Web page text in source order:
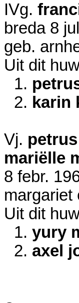
IVg.
breda 8
geb.
Uit dit
1.
2. karin
Vj.
mariëlle
8 febr.
Uit dit
1. yury
2. axel